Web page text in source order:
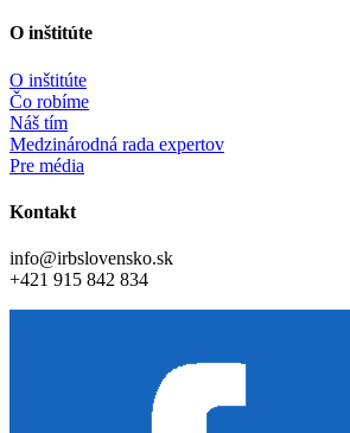
O inštitúte
O inštitúte
Čo robíme
Náš tím
Medzinárodná rada expertov
Pre média
Kontakt
info@irbslovensko.sk
+421 915 842 834